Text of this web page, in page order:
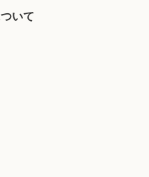
いて